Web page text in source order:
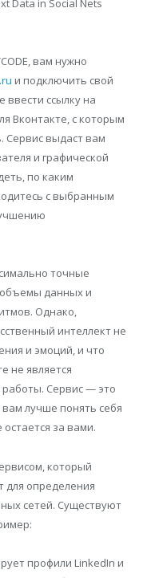
Data in Social Nets
вам нужно
и подключить свой
ссылку на
Вконтакте, с которым
Сервис выдаст вам
и графической
по каким
с выбранным
точные
данных и
Однако,
интеллект не
и эмоций, и что
не является
Сервис — это
лучше понять себя
за вами.
который
для определения
сетей. Существуют
профили LinkedIn и